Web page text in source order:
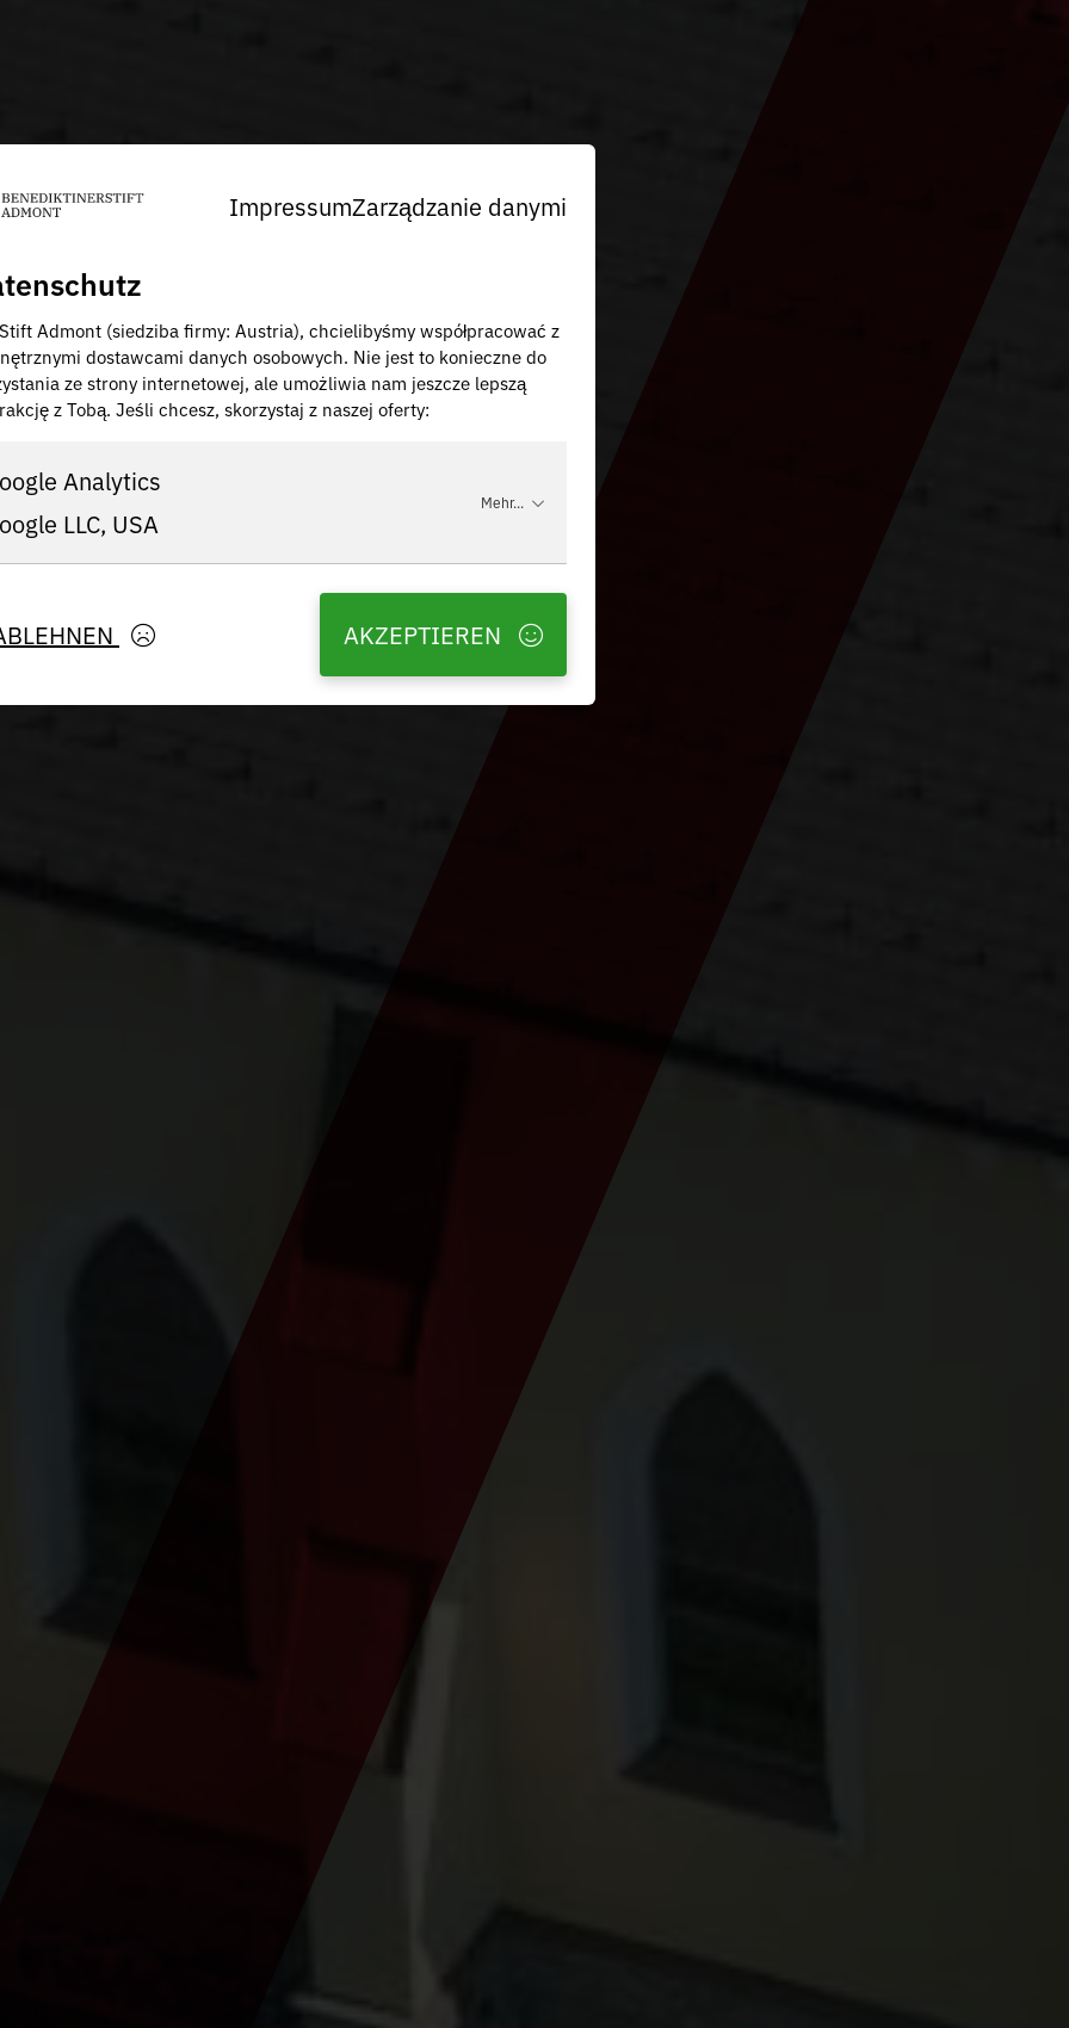
ImpressumZarządzanie danymi
Admont (siedziba firmy: Austria), chcielibyśmy współpracować z
dostawcami danych osobowych. Nie jest to konieczne do
ze strony internetowej, ale umożliwia nam jeszcze lepszą
z Tobą. Jeśli chcesz, skorzystaj z naszej oferty:
Analytics
LLC, USA
Mehr...
AKZEPTIEREN